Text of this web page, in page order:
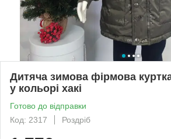
Дитяча зимова фірмова
у кольорі хакі
Готово до відправки
Код: 2317
Роздріб